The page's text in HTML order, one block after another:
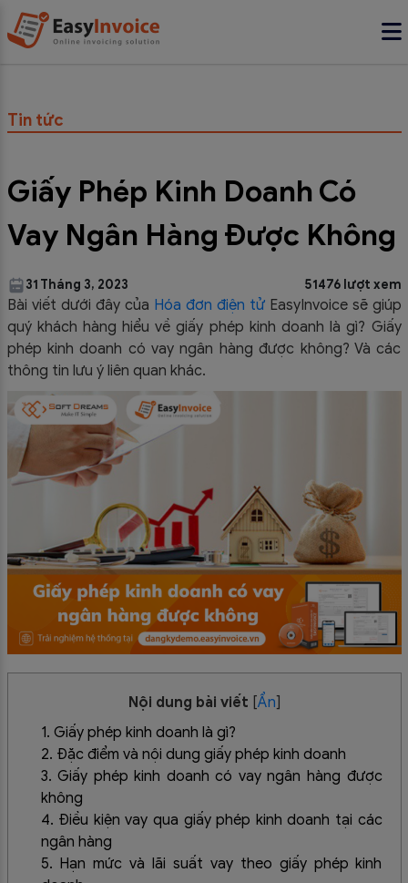
Tin tức
Giấy Phép Kinh Doanh Có
Vay Ngân Hàng Được Không
31 Tháng 3, 2023 51476 lượt xem
Bài viết dưới đây của Hóa đơn điện tửEasyInvoice sẽ giúp
quý khách hàng hiểu về giấy phép kinh doanh là gì? Giấy
phép kinh doanh có vay ngân hàng được không? Và các
thông tin lưu ý liên quan khác.
Nội dung bài viết [Ẩn]
1. Giấy phép kinh doanh là gì?
2. Đặc điểm và nội dung giấy phép kinh doanh
3. Giấy phép kinh doanh có vay ngân hàng được
không
4. Điều kiện vay qua giấy phép kinh doanh tại các
ngân hàng
5. Hạn mức và lãi suất vay theo giấy phép kinh